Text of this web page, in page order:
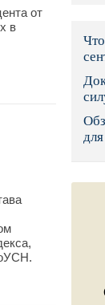
Президент:
Социальный
Суд общей
от
в